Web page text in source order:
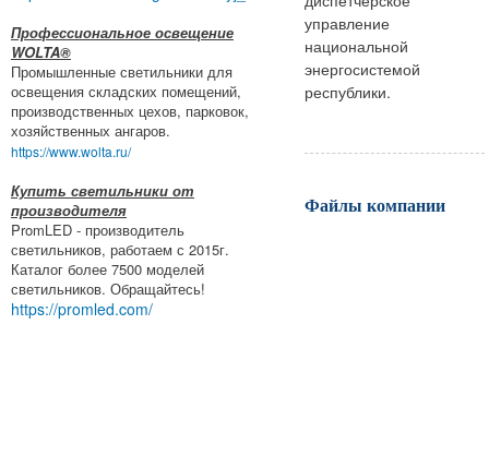
Профессиональное освещение
WOLTA®
Промышленные светильники для
освещения складских помещений,
производственных цехов, парковок,
хозяйственных ангаров.
https://www.wolta.ru/
Купить светильники от
производителя
PromLED - производитель
светильников, работаем с 2015г.
Каталог более 7500 моделей
светильников. Обращайтесь!
https://promled.com/
управление
национальной
энергосистемой
республики.
Файлы компании